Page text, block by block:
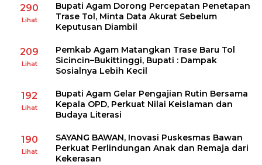
290
Lihat
Bupati Agam Dorong Percepatan Penetapan
Trase Tol, Minta Data Akurat Sebelum
Keputusan Diambil
209
Lihat
Pemkab Agam Matangkan Trase Baru Tol
Sicincin–Bukittinggi, Bupati : Dampak
Sosialnya Lebih Kecil
192
Lihat
Bupati Agam Gelar Pengajian Rutin Bersama
Kepala OPD, Perkuat Nilai Keislaman dan
Budaya Literasi
190
Lihat
SAYANG BAWAN, Inovasi Puskesmas Bawan
Perkuat Perlindungan Anak dan Remaja dari
Kekerasan